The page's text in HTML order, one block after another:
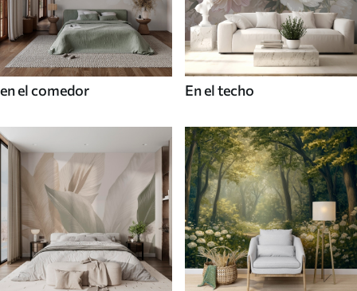
en el comedor En el techo